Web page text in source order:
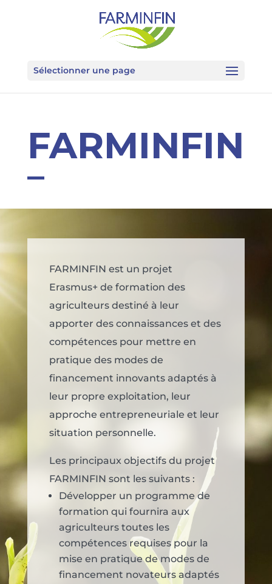
Sélectionner une page
FARMINFIN
FARMINFIN est un projet
Erasmus+ de formation des
agriculteurs destiné à leur
apporter des connaissances et des
compétences pour mettre en
pratique des modes de
financement innovants adaptés à
leur propre exploitation, leur
approche entrepreneuriale et leur
situation personnelle.
Les principaux objectifs du projet
FARMINFIN sont les suivants :
Développer un programme de
formation qui fournira aux
agriculteurs toutes les
compétences requises pour la
mise en pratique de modes de
financement novateurs adaptés